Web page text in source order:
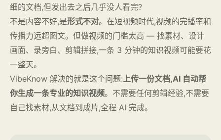
细的文档,但发出去之后几乎没人看完?
不是内容不好,是形式不对。在短视频时代,视频的完播率和
传播力远超图文。但做视频的门槛太高 — 找素材、设计
画面、录旁白、剪辑拼接,一条 3 分钟的知识视频可能要花
一整天。
VibeKnow 解决的就是这个问题:上传一份文档,AI 自动帮
你生成一条专业的知识视频。不需要任何剪辑经验,不需要
自己找素材,从文档到成片,全程 AI 完成。